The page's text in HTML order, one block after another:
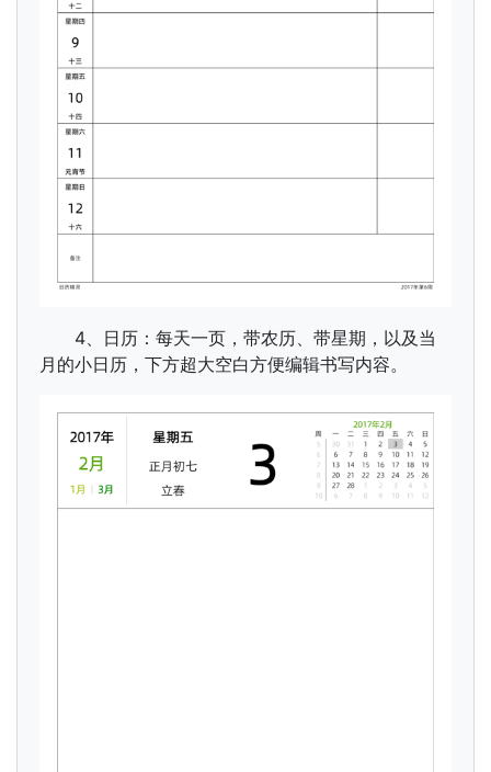
4、日历：每天一页，带农历、带星期，以及当
月的小日历，下方超大空白方便编辑书写内容。